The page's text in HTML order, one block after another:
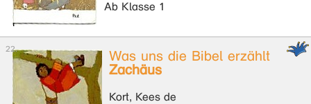
Ab Klasse 1
Was uns die Bibel erzählt
Zachäus
Kort, Kees de